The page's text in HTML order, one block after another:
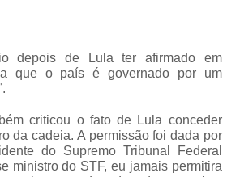
depois de Lula ter afirmado em
que o país é governado por um
criticou o fato de Lula conceder
da cadeia. A permissão foi dada por
do Supremo Tribunal Federal
ministro do STF, eu jamais permitira